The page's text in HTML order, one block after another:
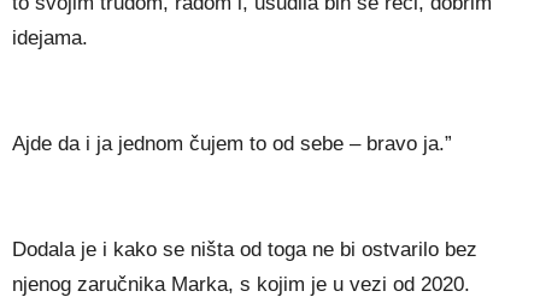
idejama.
Ajde da i ja jednom čujem to od sebe – bravo ja.”
Dodala je i kako se ništa od toga ne bi ostvarilo bez
njenog zaručnika Marka, s kojim je u vezi od 2020.